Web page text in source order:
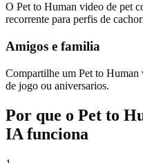
O Pet to Human video de pet
recorrente para perfis de
Amigos e familia
Compartilhe um Pet to
de jogo ou aniversarios.
Por que o Pet to
IA funciona